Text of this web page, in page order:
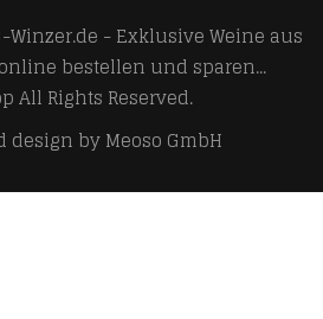
Winzer.de - Exklusive Weine aus
bestellen und sparen...
All Rights Reserved.
design byMeoso GmbH